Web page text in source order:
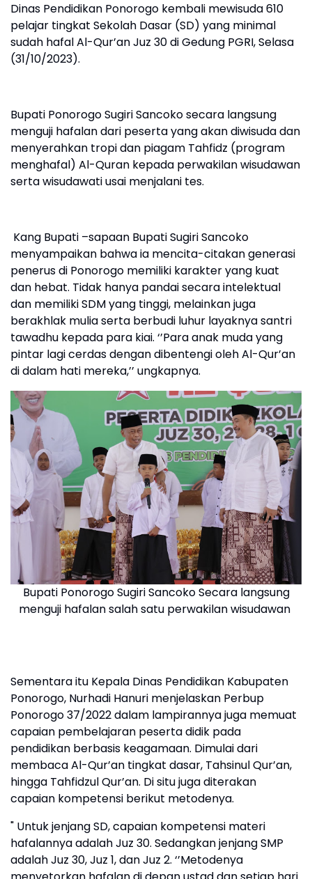
Dinas Pendidikan Ponorogo kembali mewisuda 610
pelajar tingkat Sekolah Dasar (SD) yang minimal
sudah hafal Al-Qur’an Juz 30 di Gedung PGRI, Selasa
(31/10/2023).
Bupati Ponorogo Sugiri Sancoko secara langsung
menguji hafalan dari peserta yang akan diwisuda dan
menyerahkan tropi dan piagam Tahfidz (program
menghafal) Al-Quran kepada perwakilan wisudawan
serta wisudawati usai menjalani tes.
Kang Bupati –sapaan Bupati Sugiri Sancoko
menyampaikan bahwa ia mencita-citakan generasi
penerus di Ponorogo memiliki karakter yang kuat
dan hebat. Tidak hanya pandai secara intelektual
dan memiliki SDM yang tinggi, melainkan juga
berakhlak mulia serta berbudi luhur layaknya santri
tawadhu kepada para kiai. ‘’Para anak muda yang
pintar lagi cerdas dengan dibentengi oleh Al-Qur’an
di dalam hati mereka,’’ ungkapnya.
Bupati Ponorogo Sugiri Sancoko Secara langsung
menguji hafalan salah satu perwakilan wisudawan
Sementara itu Kepala Dinas Pendidikan Kabupaten
Ponorogo, Nurhadi Hanuri menjelaskan Perbup
Ponorogo 37/2022 dalam lampirannya juga memuat
capaian pembelajaran peserta didik pada
pendidikan berbasis keagamaan. Dimulai dari
membaca Al-Qur’an tingkat dasar, Tahsinul Qur’an,
hingga Tahfidzul Qur’an. Di situ juga diterakan
capaian kompetensi berikut metodenya.
" Untuk jenjang SD, capaian kompetensi materi
hafalannya adalah Juz 30. Sedangkan jenjang SMP
adalah Juz 30, Juz 1, dan Juz 2. ‘’Metodenya